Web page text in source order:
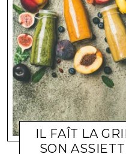
IL FAÎT LA
SONBIEN-ÊTRE